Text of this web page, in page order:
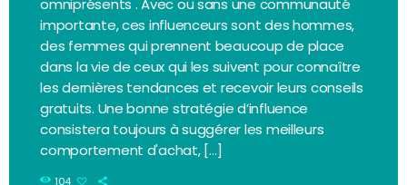
omniprésents . Avec ou sans une communauté
importante, ces influenceurs sont des hommes,
des femmes qui prennent beaucoup de place
dans la vie de ceux qui les suivent pour connaître
les dernières tendances et recevoir leurs conseils
gratuits. Une bonne stratégie d’influence
consistera toujours à suggérer les meilleurs
comportement d'achat, […]
104